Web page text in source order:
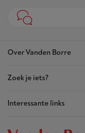
Over Vanden Borre
Onze winkels
Akte van Vertrouwen
Zoek je iets?
Je bestellingen
Interessante links